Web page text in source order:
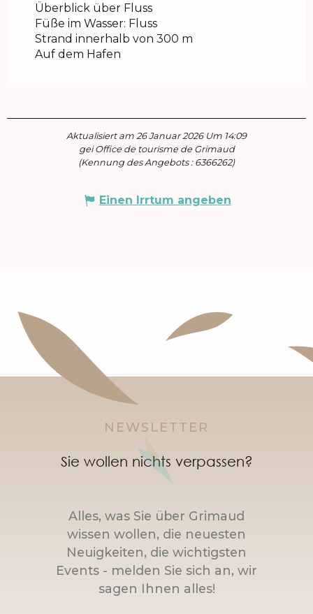
Überblick über Fluss
Füße im Wasser: Fluss
Strand innerhalb von 300 m
Auf dem Hafen
Aktualisiert am 26 Januar 2026 Um 14:09
gei Office de tourisme de Grimaud
(Kennung des Angebots : 6366262)
Einen Irrtum angeben
NEWSLETTER
Sie wollen nichts verpassen?
Alles, was Sie über Grimaud
wissen wollen, die neuesten
Neuigkeiten, die wichtigsten
Events - melden Sie sich an, wir
sagen Ihnen alles!